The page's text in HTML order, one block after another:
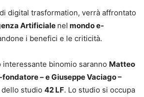
digital trasformation, verrà affrontato
Artificiale nel mondo e-
i benefici e le criticità.
binomio saranno Matteo
– e Giuseppe Vaciago –
dello studio 42 LF. Lo studio si occupa